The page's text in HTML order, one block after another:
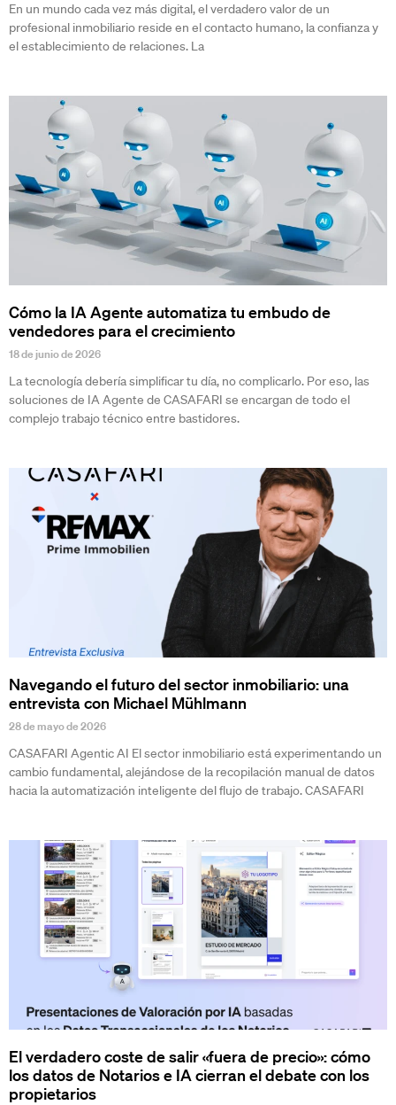
En un mundo cada vez más digital, el verdadero valor de un
profesional inmobiliario reside en el contacto humano, la confianza y
el establecimiento de relaciones. La
Cómo la IA Agente automatiza tu embudo de
vendedores para el crecimiento
18 de junio de 2026
La tecnología debería simplificar tu día, no complicarlo. Por eso, las
soluciones de IA Agente de CASAFARI se encargan de todo el
complejo trabajo técnico entre bastidores.
Navegando el futuro del sector inmobiliario: una
entrevista con Michael Mühlmann
28 de mayo de 2026
CASAFARI Agentic AI El sector inmobiliario está experimentando un
cambio fundamental, alejándose de la recopilación manual de datos
hacia la automatización inteligente del flujo de trabajo. CASAFARI
El verdadero coste de salir «fuera de precio»: cómo
los datos de Notarios e IA cierran el debate con los
propietarios